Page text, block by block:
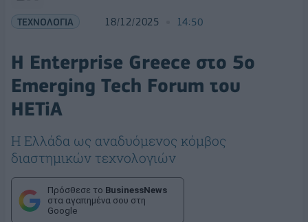
ΤΕΧΝΟΛΟΓΙΑ 18/12/2025 14:50
Η Enterprise Greece στο 5ο
Emerging Tech Forum του
HETiA
Η Ελλάδα ως αναδυόμενος κόμβος
διαστημικών τεχνολογιών
Πρόσθεσε το BusinessNews
στα αγαπημένα σου στη
Google